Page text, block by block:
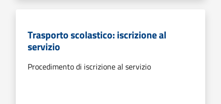
Trasporto scolastico: iscrizione al
servizio
Procedimento di iscrizione al servizio